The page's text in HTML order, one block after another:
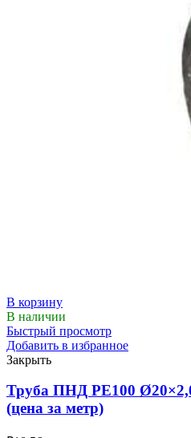
В корзину
В наличии
Быстрый просмотр
Добавить в избранное
Закрыть
Труба ПНД РЕ100
(цена за метр)